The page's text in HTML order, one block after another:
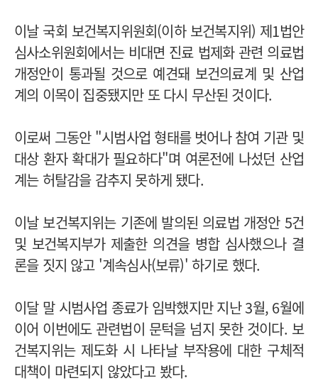
이날 국회 보건복지위원회(이하 보건복지위) 제1법안
심사소위원회에서는 비대면 진료 법제화 관련 의료법
개정안이 통과될 것으로 예견돼 보건의료계 및 산업
계의 이목이 집중됐지만 또 다시 무산된 것이다.
이로써 그동안 "시범사업 형태를 벗어나 참여 기관 및
대상 환자 확대가 필요하다"며 여론전에 나섰던 산업
계는 허탈감을 감추지 못하게 됐다.
이날 보건복지위는 기존에 발의된 의료법 개정안 5건
및 보건복지부가 제출한 의견을 병합 심사했으나 결
론을 짓지 않고 '계속심사(보류)' 하기로 했다.
이달 말 시범사업 종료가 임박했지만 지난 3월, 6월에
이어 이번에도 관련법이 문턱을 넘지 못한 것이다. 보
건복지위는 제도화 시 나타날 부작용에 대한 구체적
대책이 마련되지 않았다고 봤다.